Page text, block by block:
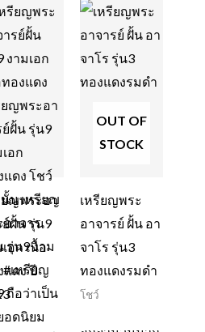
ยญพระอา
ย์ฝั้น รุ่น9
อก เนื้อ
แดง ปี
OUT OF
STOCK
เหรียญพระ
อาจารย์ ฝั้น อา
จาโร รุ่น3
ทองแดงรมดำ
โชว์